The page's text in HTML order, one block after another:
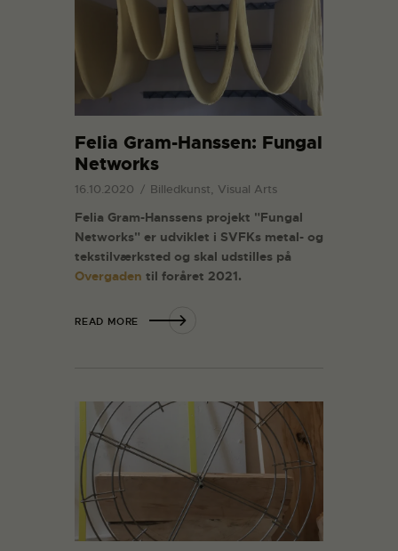
Felia Gram-Hanssen: Fungal
Networks
16.10.2020 Billedkunst, Visual Arts
Felia Gram-Hanssens projekt "Fungal
Networks" er udviklet i SVFKs metal- og
tekstilværksted og skal udstilles på
Overgaden til foråret 2021.
READ MORE